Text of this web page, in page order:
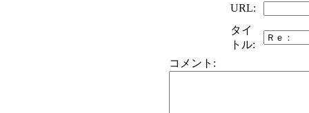
URL:
タイ
トル:
コメント: